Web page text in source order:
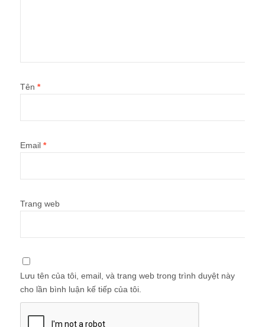
Tên *
Email *
Trang web
Lưu tên của tôi, email, và trang web trong trình duyệt này
cho lần bình luận kế tiếp của tôi.